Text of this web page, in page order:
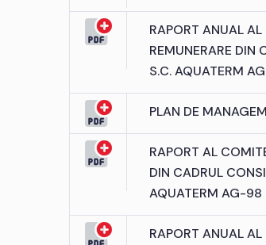
RAPORT ANUAL
REMUNERARE DIN
S.C. AQUATERM
PLAN DE
RAPORT AL
DIN CADRUL
AQUATERM AG-
RAPORT ANUAL